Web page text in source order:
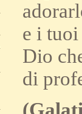
e i
Dio
di